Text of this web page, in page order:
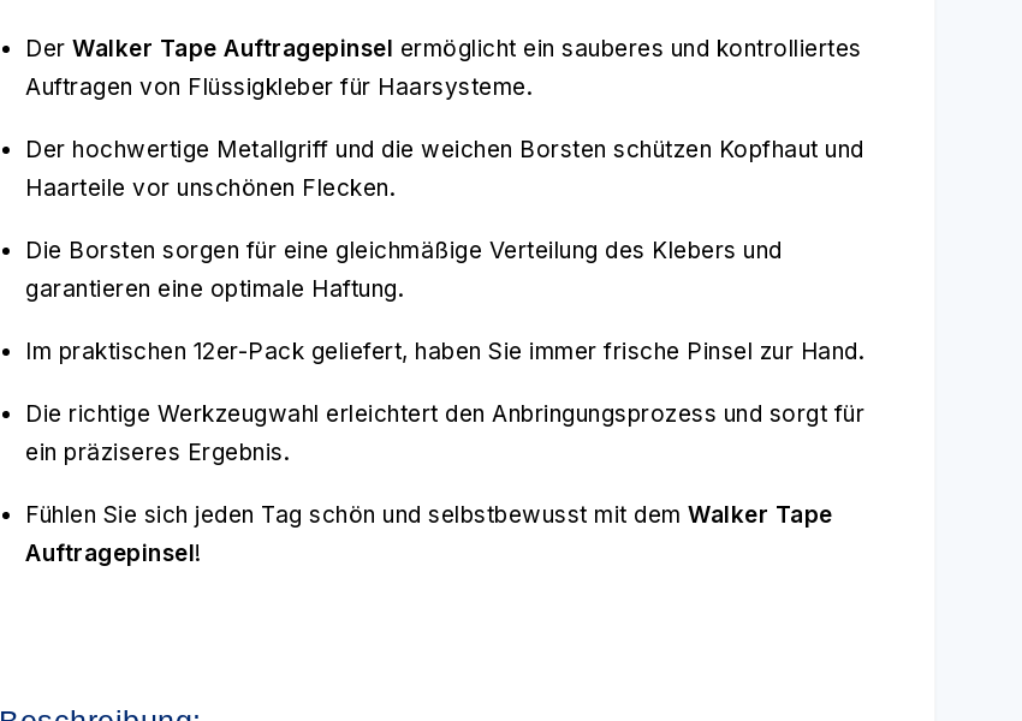
Der Walker Tape Auftragepinsel ermöglicht ein sauberes und kontrolliertes
Auftragen von Flüssigkleber für Haarsysteme.
Der hochwertige Metallgriff und die weichen Borsten schützen Kopfhaut und
Haarteile vor unschönen Flecken.
Die Borsten sorgen für eine gleichmäßige Verteilung des Klebers und
garantieren eine optimale Haftung.
Im praktischen 12er-Pack geliefert, haben Sie immer frische Pinsel zur Hand.
Die richtige Werkzeugwahl erleichtert den Anbringungsprozess und sorgt für
ein präziseres Ergebnis.
Fühlen Sie sich jeden Tag schön und selbstbewusst mit dem Walker Tape
Auftragepinsel!